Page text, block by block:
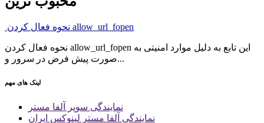
نحوه فعال کردن allow_url_fopen
نحوه فعال کردن allow_url_fopen این تابع به دلیل موارد امنیتی به
صورت پیش فرض در سرور و...
لینک های مهم
نمایندگی سوپر آلفا مستر
نمایندگی آلفا مستر لینوکس ایران